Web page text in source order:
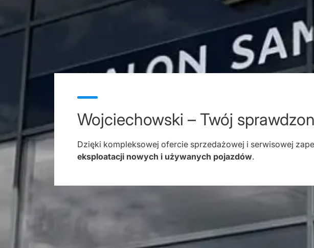
Wojciechowski – Twój
Dzięki kompleksowej ofercie sprzedażowej i serwisowej
eksploatacji nowych i używanych pojazdów.